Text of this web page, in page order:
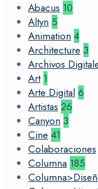
Abacus 10
Altyn 5
Animation 4
Architecture 3
Archivos
Art 1
Arte Digital 6
Artistas 26
Canyon 3
Cine 41
Colaboraciones
Columna 185